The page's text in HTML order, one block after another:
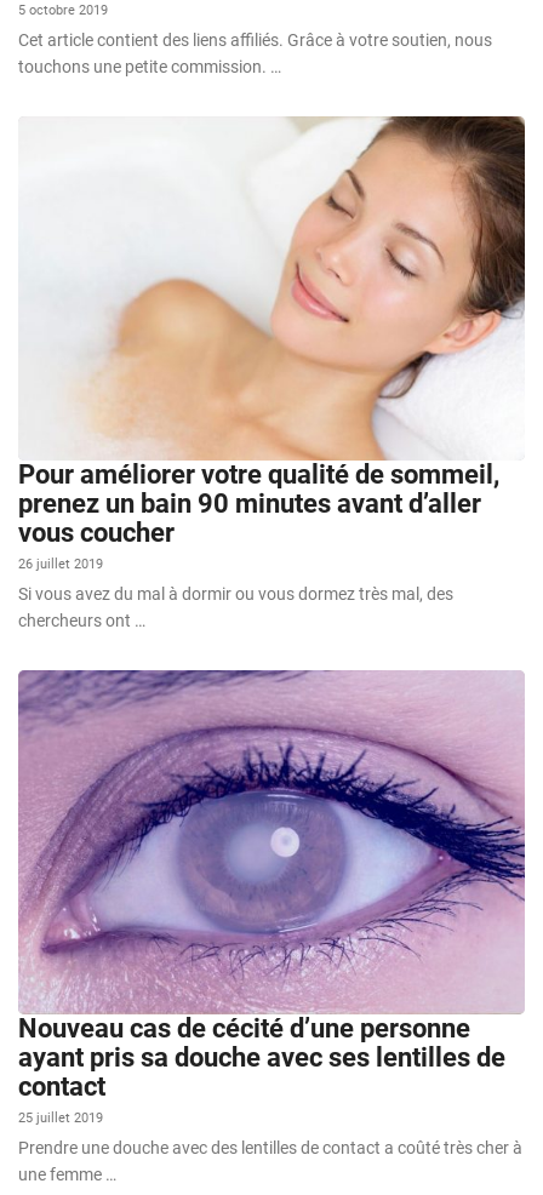
5 octobre 2019
Cet article contient des liens affiliés. Grâce à votre soutien, nous
touchons une petite commission. …
Pour améliorer votre qualité de sommeil,
prenez un bain 90 minutes avant d’aller
vous coucher
26 juillet 2019
Si vous avez du mal à dormir ou vous dormez très mal, des
chercheurs ont …
Nouveau cas de cécité d’une personne
ayant pris sa douche avec ses lentilles de
contact
25 juillet 2019
Prendre une douche avec des lentilles de contact a coûté très cher à
une femme …